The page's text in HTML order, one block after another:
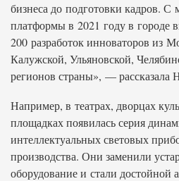
бизнеса до подготовки кадров. С
платформы в 2021 году в городе
200 разработок инноваторов из
Калужской, Ульяновской,
регионов страны», — рассказала
Например, в театрах, дворцах
площадках появилась серия
интеллектуальных световых
производства. Они заменили
оборудование и стали достойной